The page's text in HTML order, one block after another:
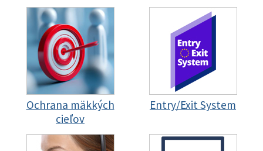
Ochrana mäkkých
cieľov
Entry/Exit System